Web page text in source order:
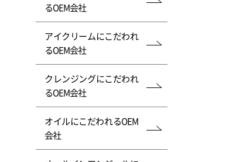
るOEM会社
アイクリームにこだわれ
るOEM会社
クレンジングにこだわれ
るOEM会社
オイルにこだわれるOEM
会社